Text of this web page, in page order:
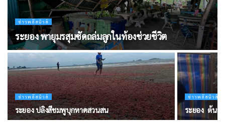
ข่าวพลัสนิวส์
ระยอง พายุมรสุมซัดถล่ม​ลูกในท้องช่วยชีวิต
ข่าวพลัสนิวส์
ระยอง ปลิงสีชมพูบุกหาดสวนสน
ข่าวพลัสนิวส์
ระยอง ​ ต้นส